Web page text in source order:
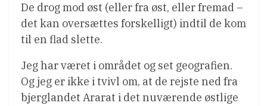
De drog mod øst (eller fra øst, eller fremad –
det kan oversættes forskelligt) indtil de kom
til en flad slette.
Jeg har været i området og set geografien.
Og jeg er ikke i tvivl om, at de rejste ned fra
bjerglandet Ararat i det nuværende østlige